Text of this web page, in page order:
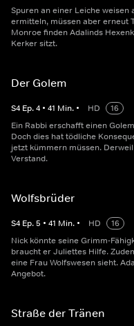
Spuren an einer Leiche weisen
ermitteln, müssen aber erneut
Monroe finden Adalinds
Kerker sitzt.
Der Golem
S4 Ep.4 • 41 Min. • HD
16
Ein Rabbi erschafft einen
Doch dies hat tödliche
jetzt kümmern müssen.
Verstand.
Wolfsbrüder
S4 Ep.5 • 41 Min. • HD
16
Nick könnte seine Grimm-
braucht er Juliettes Hilfe.
eine Frau Wolfswesen sieht.
Angebot.
Straße der Tränen